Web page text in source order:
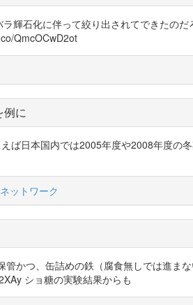
輝石化に伴って絞り出されてできたの
QmcOCwD2ot
例に
ば日本国内では2005年度や2008年度の
ットワーク
かつ、缶詰めの鉄（腐食無しでは進ま
ショ糖の実験結果からも